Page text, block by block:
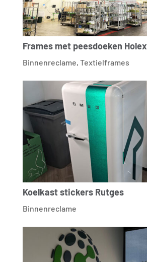
Frames met peesdoeken Holex
Binnenreclame, Textielframes
Koelkast stickers Rutges
Binnenreclame